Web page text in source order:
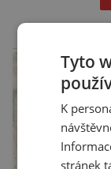
Jaké jsou
dá se s ní
Tyto
K
stránek